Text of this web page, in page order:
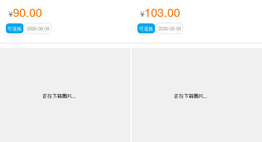
¥90.00
可退换 2026-08-08
¥103.00
可退换 2026-08-08